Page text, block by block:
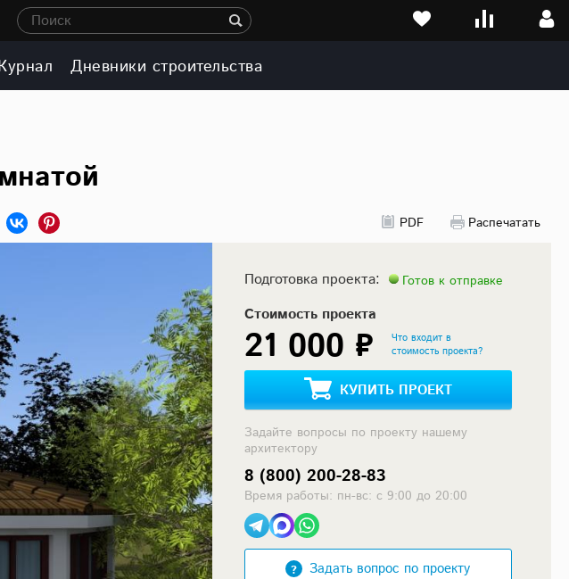
Поиск
Дневники строительства
PDF
Распечатать
Подготовка проекта: Готов к отправке
Стоимость проекта
21 000 ₽
Что входит в
стоимость проекта?
КУПИТЬ ПРОЕКТ
Задайте вопросы по проекту нашему
архитектору
8 (800) 200-28-83
Время работы: пн-вс: с 9:00 до 20:00
Задать вопрос по проекту